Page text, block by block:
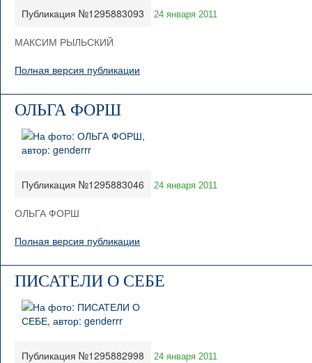
Публикация №1295883093 24 января 2011
МАКСИМ РЫЛЬСКИЙ
Полная версия публикации
ОЛЬГА ФОРШ
Публикация №1295883046 24 января 2011
ОЛЬГА ФОРШ
Полная версия публикации
ПИСАТЕЛИ О СЕБЕ
Публикация №1295882998 24 января 2011